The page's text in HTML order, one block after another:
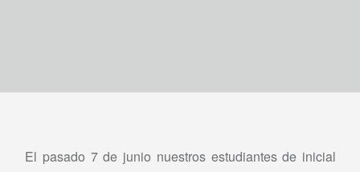
El pasado 7 de junio nuestros estudiantes de inicial